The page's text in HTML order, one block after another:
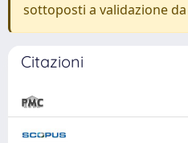
sottoposti a validazione
Citazioni